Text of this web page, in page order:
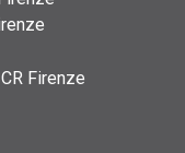
Firenze